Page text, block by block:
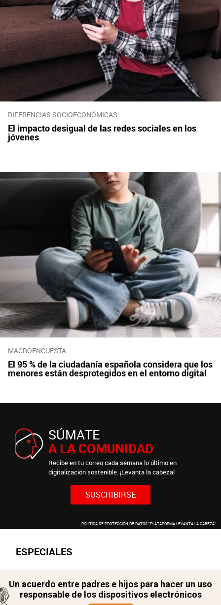
DIFERENCIAS SOCIOECONÓMICAS
El impacto desigual de las redes sociales en los
jóvenes
MACROENCUESTA
El 95 % de la ciudadanía española considera que los
menores están desprotegidos en el entorno digital
SÚMATE
A LA COMUNIDAD
Recibe en tu correo cada semana lo último en
digitalización sostenible. ¡Levanta la cabeza!
SUSCRIBIRSE
POLÍTICA DE PROTECCIÓN DE DATOS "PLATAFORMA LEVANTA LA CABEZA"
ESPECIALES
Un acuerdo entre padres e hijos para hacer un uso
responsable de los dispositivos electrónicos